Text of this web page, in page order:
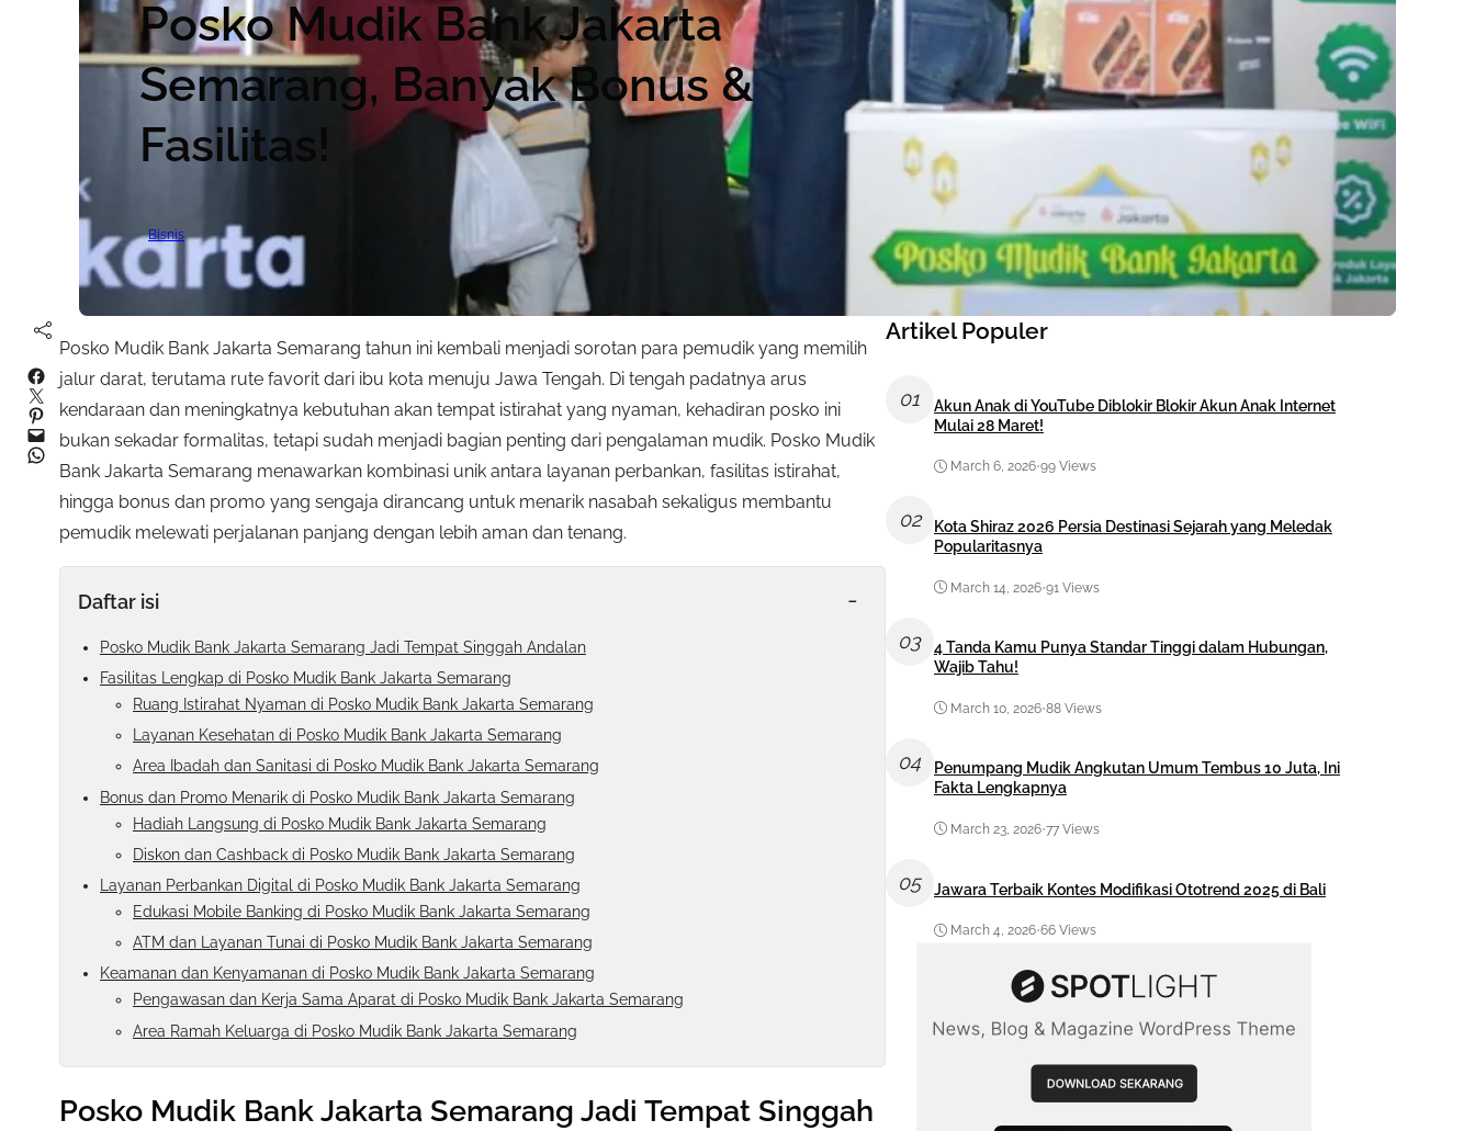
Posko Mudik Bank Jakarta
Semarang, Banyak Bonus &
Fasilitas!
Bisnis
Facebook
Twitter
Pinterest
Mail
WhatsApp
Posko Mudik Bank Jakarta Semarang tahun ini kembali menjadi sorotan para pemudik yang memilih
jalur darat, terutama rute favorit dari ibu kota menuju Jawa Tengah. Di tengah padatnya arus
kendaraan dan meningkatnya kebutuhan akan tempat istirahat yang nyaman, kehadiran posko ini
bukan sekadar formalitas, tetapi sudah menjadi bagian penting dari pengalaman mudik. Posko Mudik
Bank Jakarta Semarang menawarkan kombinasi unik antara layanan perbankan, fasilitas istirahat,
hingga bonus dan promo yang sengaja dirancang untuk menarik nasabah sekaligus membantu
pemudik melewati perjalanan panjang dengan lebih aman dan tenang.
Daftar isi -
Posko Mudik Bank Jakarta Semarang Jadi Tempat Singgah Andalan
Fasilitas Lengkap di Posko Mudik Bank Jakarta Semarang
Ruang Istirahat Nyaman di Posko Mudik Bank Jakarta Semarang
Layanan Kesehatan di Posko Mudik Bank Jakarta Semarang
Area Ibadah dan Sanitasi di Posko Mudik Bank Jakarta Semarang
Bonus dan Promo Menarik di Posko Mudik Bank Jakarta Semarang
Hadiah Langsung di Posko Mudik Bank Jakarta Semarang
Diskon dan Cashback di Posko Mudik Bank Jakarta Semarang
Layanan Perbankan Digital di Posko Mudik Bank Jakarta Semarang
Edukasi Mobile Banking di Posko Mudik Bank Jakarta Semarang
ATM dan Layanan Tunai di Posko Mudik Bank Jakarta Semarang
Keamanan dan Kenyamanan di Posko Mudik Bank Jakarta Semarang
Pengawasan dan Kerja Sama Aparat di Posko Mudik Bank Jakarta Semarang
Area Ramah Keluarga di Posko Mudik Bank Jakarta Semarang
Posko Mudik Bank Jakarta Semarang Jadi Tempat Singgah
Artikel Populer
01
Akun Anak di YouTube Diblokir Blokir Akun Anak Internet
Mulai 28 Maret!
March 6, 2026•99 Views
02
Kota Shiraz 2026 Persia Destinasi Sejarah yang Meledak
Popularitasnya
March 14, 2026•91 Views
03
4 Tanda Kamu Punya Standar Tinggi dalam Hubungan,
Wajib Tahu!
March 10, 2026•88 Views
04
Penumpang Mudik Angkutan Umum Tembus 10 Juta, Ini
Fakta Lengkapnya
March 23, 2026•77 Views
05 Jawara Terbaik Kontes Modifikasi Ototrend 2025 di Bali
March 4, 2026•66 Views